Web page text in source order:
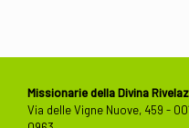
Missionarie della Divina
Via delle Vigne Nuove, 459 -